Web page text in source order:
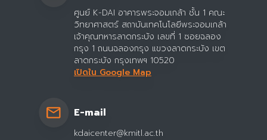
ศูนย์ K-DAI อาคารพระจอมเกล้า ชั้น 1 คณะ
วิทยาศาสตร์ สถาบันเทคโนโลยีพระจอมเกล้า
เจ้าคุณทหารลาดกระบัง เลขที่ 1 ซอยฉลอง
กรุง 1 ถนนฉลองกรุง แขวงลาดกระบัง เขต
ลาดกระบัง กรุงเทพฯ 10520
เปิดใน Google Map
E-mail
kdaicenter@kmitl.ac.th